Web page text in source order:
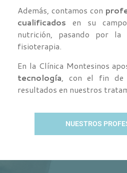
Además, contamos con
cualificados en su
nutrición, pasando por la
fisioterapia.
En la Clínica Montesinos
tecnología, con el fin de
resultados en nuestros
NUESTROS